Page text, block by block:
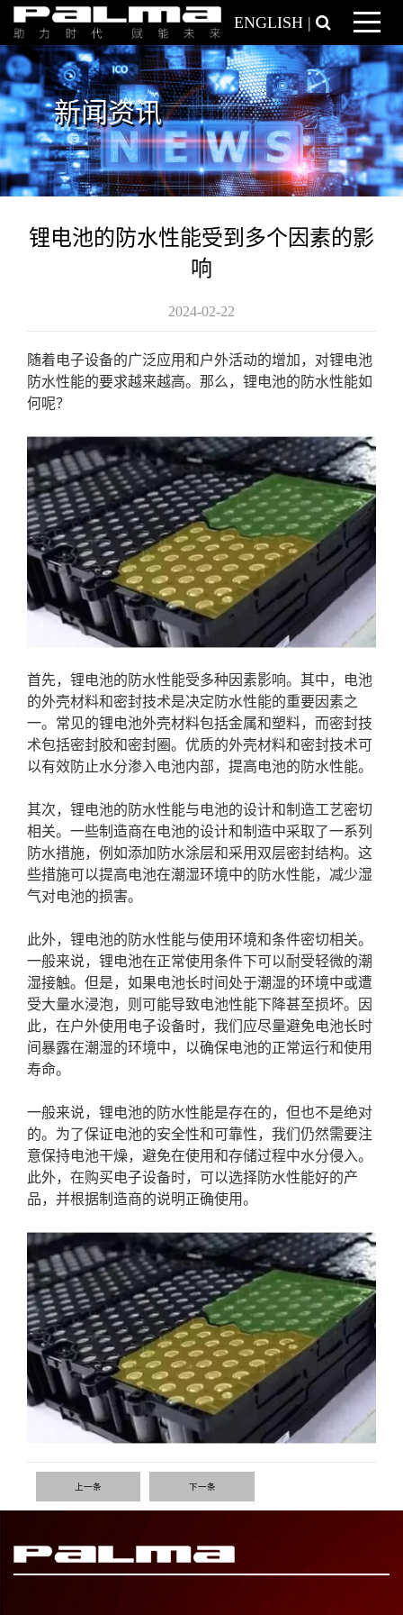
ENGLISH |
新闻资讯
锂电池的防水性能受到多个因素的影
响
2024-02-22
随着电子设备的广泛应用和户外活动的增加，对锂电池
防水性能的要求越来越高。那么，锂电池的防水性能如
何呢？
首先，锂电池的防水性能受多种因素影响。其中，电池
的外壳材料和密封技术是决定防水性能的重要因素之
一。常见的锂电池外壳材料包括金属和塑料，而密封技
术包括密封胶和密封圈。优质的外壳材料和密封技术可
以有效防止水分渗入电池内部，提高电池的防水性能。
其次，锂电池的防水性能与电池的设计和制造工艺密切
相关。一些制造商在电池的设计和制造中采取了一系列
防水措施，例如添加防水涂层和采用双层密封结构。这
些措施可以提高电池在潮湿环境中的防水性能，减少湿
气对电池的损害。
此外，锂电池的防水性能与使用环境和条件密切相关。
一般来说，锂电池在正常使用条件下可以耐受轻微的潮
湿接触。但是，如果电池长时间处于潮湿的环境中或遭
受大量水浸泡，则可能导致电池性能下降甚至损坏。因
此，在户外使用电子设备时，我们应尽量避免电池长时
间暴露在潮湿的环境中，以确保电池的正常运行和使用
寿命。
一般来说，锂电池的防水性能是存在的，但也不是绝对
的。为了保证电池的安全性和可靠性，我们仍然需要注
意保持电池干燥，避免在使用和存储过程中水分侵入。
此外，在购买电子设备时，可以选择防水性能好的产
品，并根据制造商的说明正确使用。
上一条 下一条